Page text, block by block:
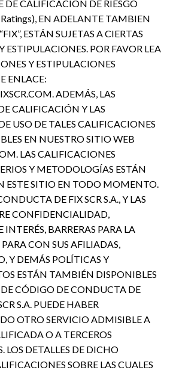
DE CALIFICACIÒN DE RIESGO
EN ADELANTE TAMBIEN
ESTÁN SUJETAS A CIERTAS
ESTIPULACIONES. POR FAVOR LEA
Y ESTIPULACIONES
ENLACE:
ADEMÁS, LAS
CALIFICACIÓN Y LAS
USO DE TALES CALIFICACIONES
EN NUESTRO SITIO WEB
LAS CALIFICACIONES
Y METODOLOGÍAS ESTÁN
ESTE SITIO EN TODO MOMENTO.
DE FIX SCR S.A., Y LAS
CONFIDENCIALIDAD,
BARRERAS PARA LA
CON SUS AFILIADAS,
Y DEMÁS POLÍTICAS Y
ESTÁN TAMBIÉN DISPONIBLES
CÓDIGO DE CONDUCTA DE
S.A. PUEDE HABER
OTRO SERVICIO ADMISIBLE A
O A TERCEROS
LOS DETALLES DE DICHO
SOBRE LAS CUALES